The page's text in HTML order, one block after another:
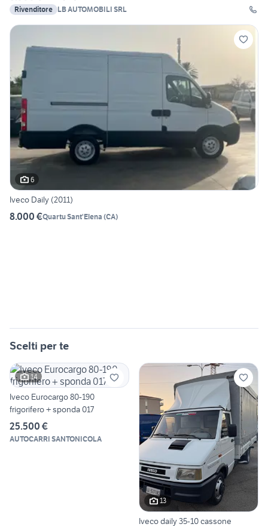
Rivenditore
LB AUTOMOBILI SRL
6
Iveco Daily (2011)
8.000 €Quartu Sant'Elena (CA)
Scelti per te
14
Iveco Eurocargo 80-190
frigorifero + sponda 017
25.500 €
AUTOCARRI SANTONICOLA
13
Iveco daily 35-10 cassone